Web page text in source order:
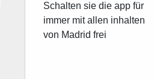
Schalten sie die app für
immer mit allen inhalten
von Madrid frei